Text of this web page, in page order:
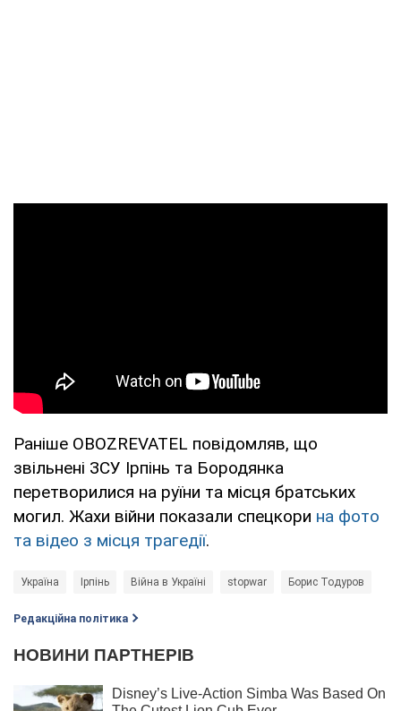
Раніше OBOZREVATEL повідомляв, що
звільнені ЗСУ Ірпінь та Бородянка
перетворилися на руїни та місця братських
могил. Жахи війни показали спецкори на фото
та відео з місця трагедії.
Україна Ірпінь Війна в Україні stopwar Борис Тодуров
Редакційна політика